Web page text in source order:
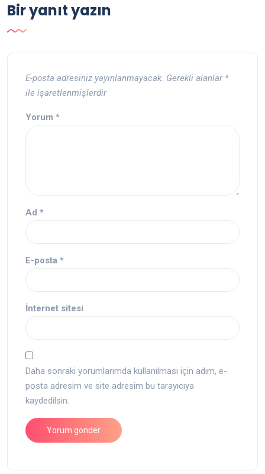
Bir yanıt yazın
E-posta adresiniz yayınlanmayacak. Gerekli alanlar *
ile işaretlenmişlerdir
Yorum *
Ad *
E-posta *
İnternet sitesi
Daha sonraki yorumlarımda kullanılması için adım, e-
posta adresim ve site adresim bu tarayıcıya
kaydedilsin.